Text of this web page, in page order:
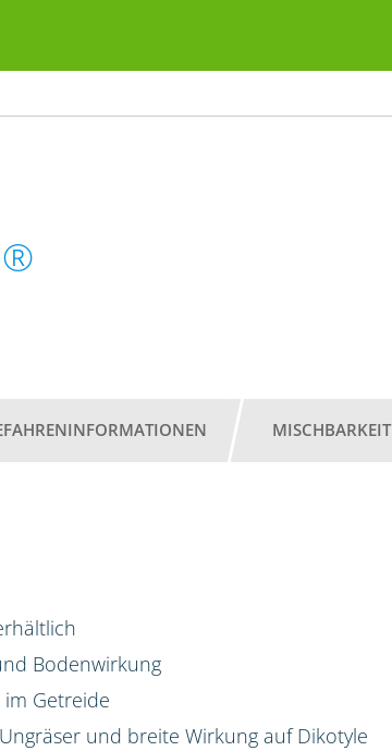
®
MISCHBARKEIT
Bodenwirkung
Getreide
und breite Wirkung auf Dikotyle